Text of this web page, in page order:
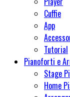
Cuffie
App
Tutorial
Pianoforti e
Stage
Home